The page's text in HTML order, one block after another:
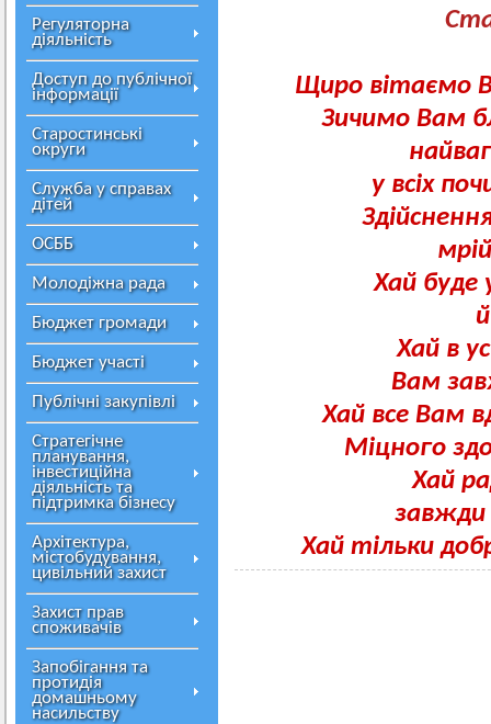
Регуляторна
діяльність
Доступ до публічної
інформації
Старостинські
округи
Служба у справах
дітей
ОСББ
Молодіжна рада
Бюджет громади
Бюджет участі
Публічні закупівлі
Стратегічне
планування,
інвестиційна
діяльність та
підтримка бізнесу
Архітектура,
містобудування,
цивільний захист
Захист прав
споживачів
Запобігання та
протидія
домашньому
насильству
Щиро вітаємо
Зичимо Вам
у всіх
Хай буде
Хай в
Вам
Хай все Вам
Міцного
Хай
завжди
Хай тільки